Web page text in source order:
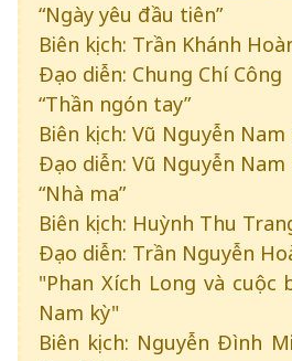
“Ngày yêu đầu tiên”
Biên kịch: Trần Khánh
Đạo diễn: Chung Chí Công
“Thần ngón tay”
Biên kịch: Vũ Nguyễn
Đạo diễn: Vũ Nguyễn Nam
“Nhà ma”
Biên kịch: Huỳnh Thu
Đạo diễn: Trần Nguyễn
"Phan Xích Long và
Nam kỳ"
Biên kịch: Nguyễn Đình